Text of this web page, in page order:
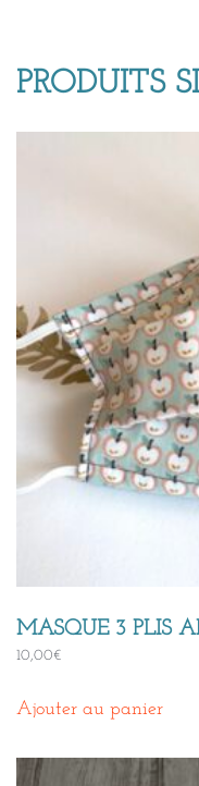
PRODUITS
MASQUE 3 PLIS
10,00€
Ajouter au panier